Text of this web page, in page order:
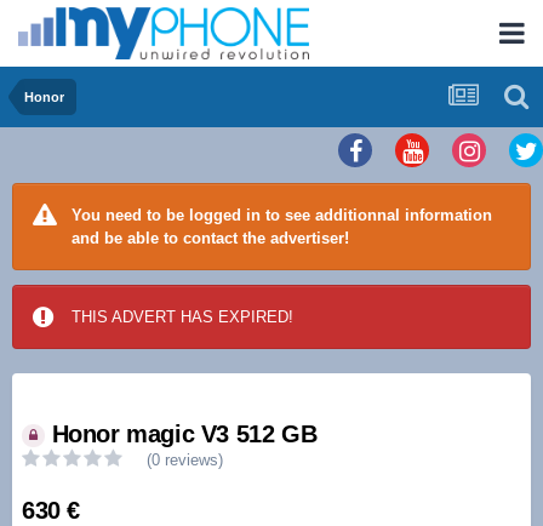
Honor
You need to be logged in to see additionnal information
and be able to contact the advertiser!
THIS ADVERT HAS EXPIRED!
Honor magic V3 512 GB
(0 reviews)
630 €